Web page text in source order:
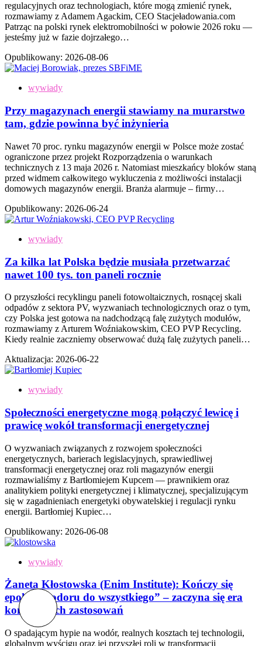
regulacyjnych oraz technologiach, które mogą zmienić rynek,
rozmawiamy z Adamem Agackim, CEO Stacjeładowania.com
Patrząc na polski rynek elektromobilności w połowie 2026 roku —
jesteśmy już w fazie dojrzałego…
Opublikowany: 2026-08-06
wywiady
Przy magazynach energii stawiamy na murarstwo
tam, gdzie powinna być inżynieria
Nawet 70 proc. rynku magazynów energii w Polsce może zostać
ograniczone przez projekt Rozporządzenia o warunkach
technicznych z 13 maja 2026 r. Natomiast mieszkańcy bloków staną
przed widmem całkowitego wykluczenia z możliwości instalacji
domowych magazynów energii. Branża alarmuje – firmy…
Opublikowany: 2026-06-24
wywiady
Za kilka lat Polska będzie musiała przetwarzać
nawet 100 tys. ton paneli rocznie
O przyszłości recyklingu paneli fotowoltaicznych, rosnącej skali
odpadów z sektora PV, wyzwaniach technologicznych oraz o tym,
czy Polska jest gotowa na nadchodzącą falę zużytych modułów,
rozmawiamy z Arturem Woźniakowskim, CEO PVP Recycling.
Kiedy realnie zaczniemy obserwować dużą falę zużytych paneli…
Aktualizacja: 2026-06-22
wywiady
Społeczności energetyczne mogą połączyć lewicę i
prawicę wokół transformacji energetycznej
O wyzwaniach związanych z rozwojem społeczności
energetycznych, barierach legislacyjnych, sprawiedliwej
transformacji energetycznej oraz roli magazynów energii
rozmawialiśmy z Bartłomiejem Kupcem — prawnikiem oraz
analitykiem polityki energetycznej i klimatycznej, specjalizującym
się w zagadnieniach energetyki obywatelskiej i regulacji rynku
energii. Bartłomiej Kupiec…
Opublikowany: 2026-06-08
wywiady
Żaneta Kłostowska (Enim Institute): Kończy się
epoka „wodoru do wszystkiego” – zaczyna się era
konkretnych zastosowań
O spadającym hypie na wodór, realnych kosztach tej technologii,
globalnym wyścigu oraz jej przyszłej roli w transformacji